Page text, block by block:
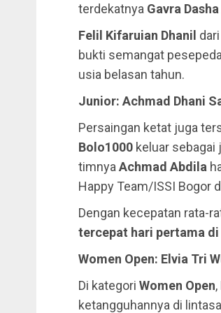
terdekatnya Gavra
Felil Kifaruian Dhanil
bukti semangat
usia belasan tahun.
Junior: Achmad Dhani
Persaingan ketat juga
Bolo1000 keluar
timnya Achmad Abdila
Happy Team/ISSI Bogor
Dengan kecepatan rata-
tercepat hari pertama
Women Open: Elvia Tri
Di kategori Women Open,
ketangguhannya di